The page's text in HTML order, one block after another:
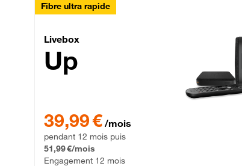
Fibre ultra rapide
Livebox Up Fibre
Livebox
Up
39,99 € /mois
pendant 12 mois puis
51,99 €/mois
Engagement 12 mois